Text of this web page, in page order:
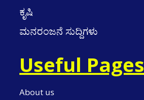
ಕೃಷಿ
ಮನರಂಜನೆ ಸುದ್ದಿಗಳು
Useful Pages
About us